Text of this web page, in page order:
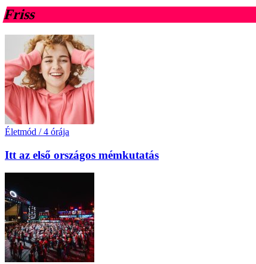
Friss
Életmód / 4 órája
Itt az első országos mémkutatás